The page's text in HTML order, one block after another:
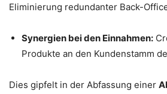
Eliminierung redundanter Back-
Synergien bei den Einnahmen:
Produkte an den Kundenstamm
Dies gipfelt in der Abfassung einer